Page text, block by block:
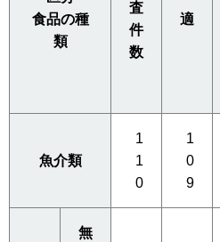
食品の種
類
査
件
数
適
魚介類
1
1
0
1
0
9
無